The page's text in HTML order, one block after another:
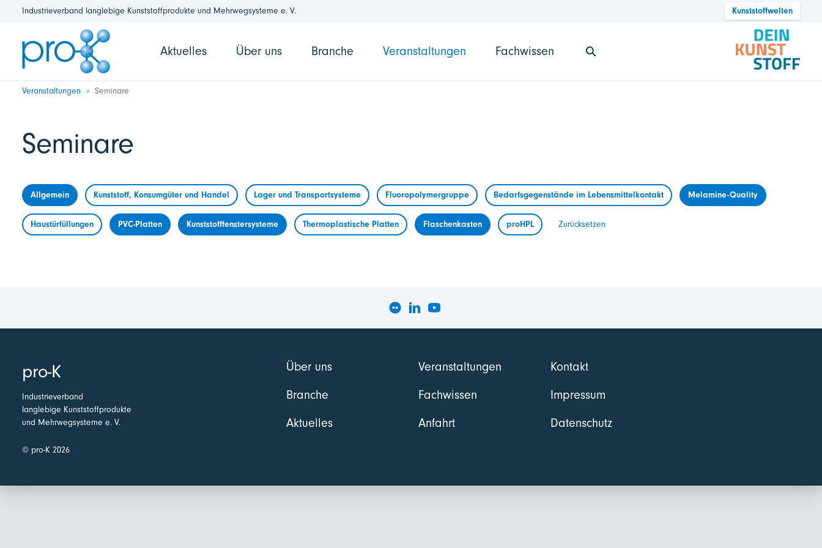
Industrieverband langlebige Kunststoffprodukte und Mehrwegsysteme e. V. Kunststoffwelten
Aktuelles Über uns Branche Veranstaltungen Fachwissen
Veranstaltungen Seminare
Seminare
Allgemein Kunststoff, Konsumgüter und Handel Lager und Transportsysteme Fluoropolymergruppe Bedarfsgegenstände im Lebensmittelkontakt Melamine-Quality
Haustürfüllungen PVC-Platten Kunststofffenstersysteme Thermoplastische Platten Flaschenkasten proHPL Zurücksetzen
pro-K
Industrieverband
langlebige Kunststoffprodukte
und Mehrwegsysteme e. V.
© pro-K 2026
Über uns
Branche
Aktuelles
Veranstaltungen
Fachwissen
Anfahrt
Kontakt
Impressum
Datenschutz